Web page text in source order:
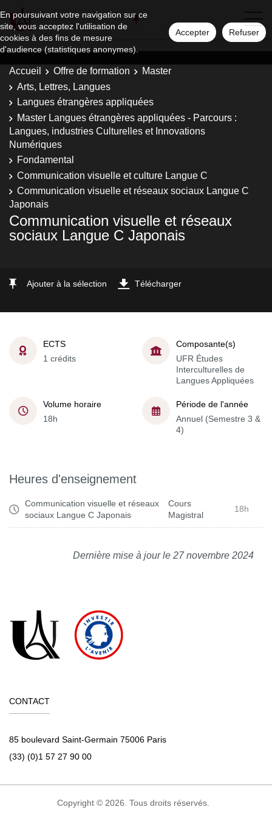
En poursuivant votre navigation sur ce
site, vous acceptez l'utilisation de
cookies à des fins de mesure
d'audience (statistiques anonymes).
Accepter Refuser
Accueil Offre de formation
Master
Arts, Lettres, Langues
Langues étrangères appliquées
Master Langues étrangères appliquées - Parcours :
Langues, industries Culturelles et Innovations
Numériques
Fondamental
Communication visuelle et culture Langue C
Communication visuelle et réseaux sociaux Langue C
Japonais
Communication visuelle et réseaux
sociaux Langue C Japonais
Ajouter à la sélection Télécharger
ECTS
1 crédits
Composante(s)
UFR Études
Interculturelles de
Langues Appliquées
Volume horaire
18h
Période de l'année
Annuel (Semestre 3 &
4)
Heures d'enseignement
Communication visuelle et réseaux
sociaux Langue C Japonais
Cours
Magistral
18h
Dernière mise à jour le 27 novembre 2024
CONTACT
85 boulevard Saint-Germain 75006 Paris
(33) (0)1 57 27 90 00
Copyright © 2026. Tous droits réservés.